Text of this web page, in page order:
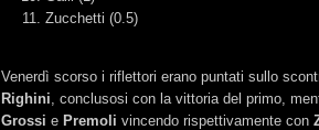
Zucchetti (0.5)
Venerdì scorso i riflettori erano puntati sullo
Righini , conclusosi con la vittoria del primo,
Grossi e Premoli vincendo rispettivamente con